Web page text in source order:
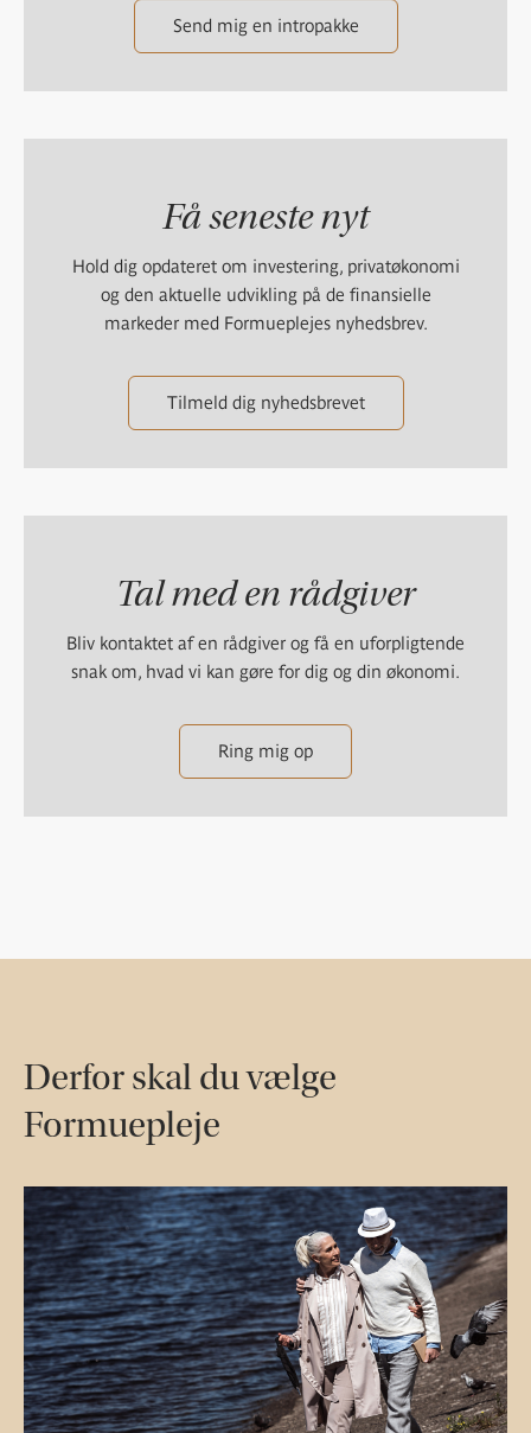
Send mig en intropakke
Få seneste nyt
Hold dig opdateret om investering, privatøkonomi
og den aktuelle udvikling på de finansielle
markeder med Formueplejes nyhedsbrev.
Tilmeld dig nyhedsbrevet
Tal med en rådgiver
Bliv kontaktet af en rådgiver og få en uforpligtende
snak om, hvad vi kan gøre for dig og din økonomi.
Ring mig op
Derfor skal du vælge
Formuepleje